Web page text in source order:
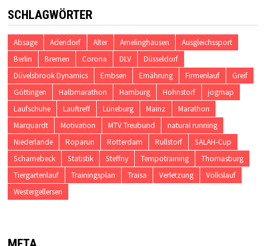
SCHLAGWÖRTER
Absage Adendorf Alter Amelinghausen
Ausgleichssport
Berlin
Bremen Corona DLV
Düsseldorf
Düvelsbrook Dynamics
Embsen Ernährung Firmenlauf
Greif
Göttingen
Halbmarathon Hamburg Hohnstorf
jogmap
Laufschuhe
Lauftreff Lüneburg Mainz
Marathon
Marquardt
Motivation MTV Treubund
natural running
Niederlande
Roparun Rotterdam Rullstorf
SALAH-Cup
Scharnebeck
Statistik Steffny Tempotraining
Thomasburg
Tiergartenlauf
Trainingsplan Traisa Verletzung
Volkslauf
Westergellersen